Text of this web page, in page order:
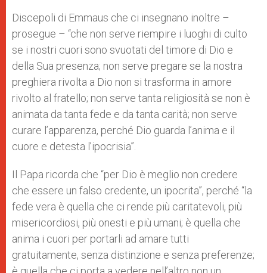
Discepoli di Emmaus che ci insegnano inoltre –
prosegue – “che non serve riempire i luoghi di culto
se i nostri cuori sono svuotati del timore di Dio e
della Sua presenza; non serve pregare se la nostra
preghiera rivolta a Dio non si trasforma in amore
rivolto al fratello; non serve tanta religiosità se non è
animata da tanta fede e da tanta carità; non serve
curare l’apparenza, perché Dio guarda l’anima e il
cuore e detesta l’ipocrisia”.
Il Papa ricorda che “per Dio è meglio non credere
che essere un falso credente, un ipocrita”, perché “la
fede vera è quella che ci rende più caritatevoli, più
misericordiosi, più onesti e più umani; è quella che
anima i cuori per portarli ad amare tutti
gratuitamente, senza distinzione e senza preferenze;